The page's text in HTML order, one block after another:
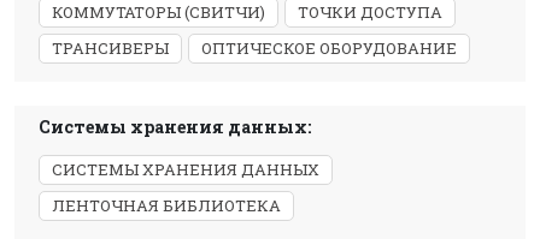
КОММУТАТОРЫ (СВИТЧИ)
ТОЧКИ ДОСТУПА
ТРАНСИВЕРЫ
ОПТИЧЕСКОЕ ОБОРУДОВАНИЕ
Системы хранения данных:
СИСТЕМЫ ХРАНЕНИЯ ДАННЫХ
ЛЕНТОЧНАЯ БИБЛИОТЕКА